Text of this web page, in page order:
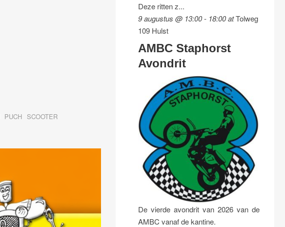
PUCH SCOOTER
Deze ritten z...
9 augustus @ 13:00- 18:00atTolweg
109 Hulst
AMBC Staphorst
Avondrit
De vierde avondrit van 2026 van de
AMBC vanaf de kantine.